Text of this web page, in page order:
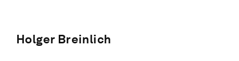
Holger Breinlich